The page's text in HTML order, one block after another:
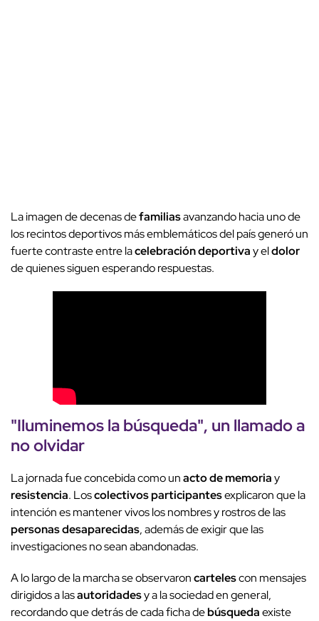
La imagen de decenas defamiliasavanzando hacia uno de
los recintos deportivos más emblemáticos del país generó un
fuerte contraste entre lacelebración deportivay eldolor
de quienes siguen esperando respuestas.
"Iluminemos la búsqueda", un llamado a
no olvidar
La jornada fue concebida como unacto de memoriay
resistencia. Loscolectivos participantesexplicaron que la
intención es mantener vivos los nombres y rostros de las
personas desaparecidas, además de exigir que las
investigaciones no sean abandonadas.
A lo largo de la marcha se observaroncartelescon mensajes
dirigidos a lasautoridadesy a la sociedad en general,
recordando que detrás de cada ficha debúsquedaexiste